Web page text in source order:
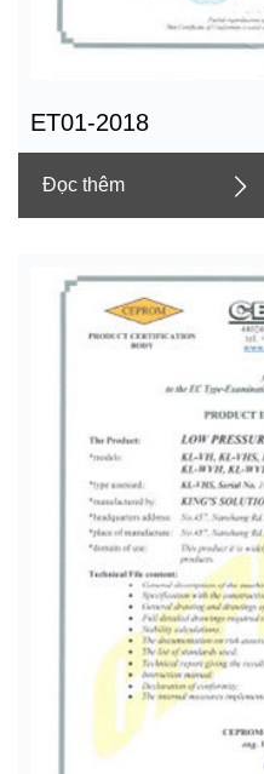
ET01-2018
Đọc thêm